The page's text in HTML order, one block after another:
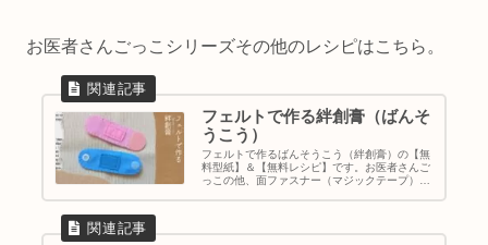
お医者さんごっこシリーズその他のレシピはこちら。
フェルトで作る絆創膏（ばんそ
うこう）
フェルトで作るばんそうこう（絆創膏）の【無
料型紙】＆【無料レシピ】です。お医者さんご
っこの他、面ファスナー（マジックテープ）や